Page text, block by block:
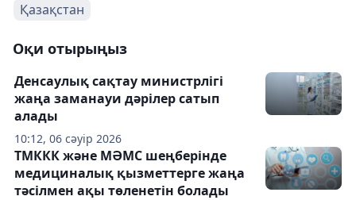
Қазақстан
Оқи отырыңыз
10:12, 06 сәуір 2026
Денсаулық сақтау министрлігі
жаңа заманауи дәрілер сатып
алады
ТМККК және МӘМС шеңберінде
медициналық қызметтерге жаңа
тәсілмен ақы төленетін болады